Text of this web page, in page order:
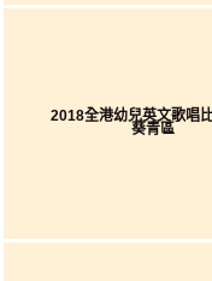
2018全港幼兒英文歌唱
葵青區